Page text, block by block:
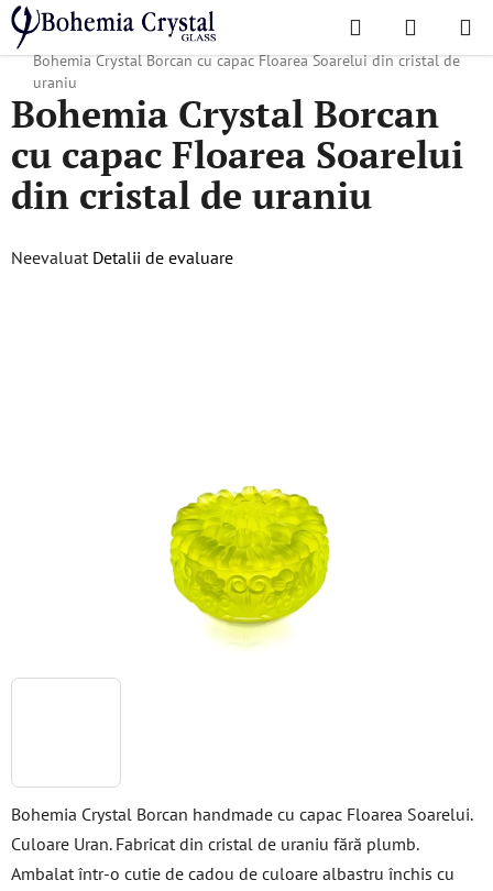
Treci
conținut
Căutare
DE
Acasă
/ Colecții populare / Cadouri de Crăciun Produse de Crăciun
/
Bohemia Crystal Borcan cu capac Floarea Soarelui din cristal de
uraniu
Bohemia Crystal Borcan handmade cu capac Floarea Soarelui.
Culoare Uran. Fabricat din cristal de uraniu fără plumb.
Ambalat într-o cutie de cadou de culoare albastru închis cu
Bohemia Crystal Borcan
cu capac Floarea Soarelui
din cristal de uraniu
Evaluarea
Neevaluat Detalii de evaluare